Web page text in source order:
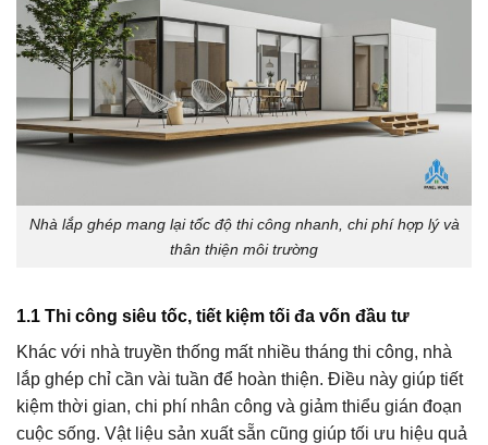
Nhà lắp ghép mang lại tốc độ thi công nhanh, chi phí hợp lý và
thân thiện môi trường
1.1 Thi công siêu tốc, tiết kiệm tối đa vốn đầu tư
Khác với nhà truyền thống mất nhiều tháng thi công, nhà
lắp ghép chỉ cần vài tuần để hoàn thiện. Điều này giúp tiết
kiệm thời gian, chi phí nhân công và giảm thiểu gián đoạn
cuộc sống. Vật liệu sản xuất sẵn cũng giúp tối ưu hiệu quả